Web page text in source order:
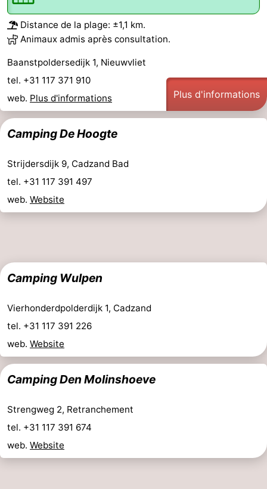
Distance de la plage: ±1,1 km.
Animaux admis après consultation.
Baanstpoldersedijk 1, Nieuwvliet
tel. +31 117 371 910
web. Plus d'informations Plus d'informations
Camping De Hoogte
Strijdersdijk 9, Cadzand Bad
tel. +31 117 391 497
web. Website
Camping Wulpen
Vierhonderdpolderdijk 1, Cadzand
tel. +31 117 391 226
web. Website
Camping Den Molinshoeve
Strengweg 2, Retranchement
tel. +31 117 391 674
web. Website